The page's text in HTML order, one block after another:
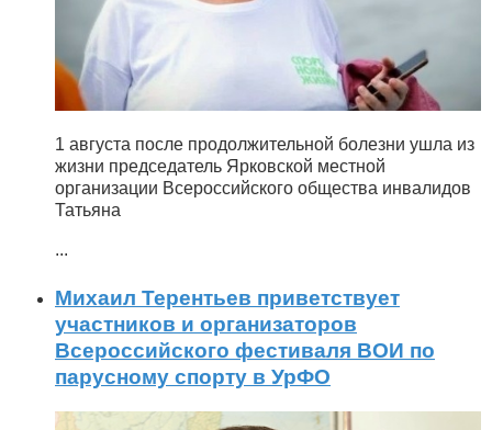
1 августа после продолжительной болезни ушла из
жизни председатель Ярковской местной
организации Всероссийского общества инвалидов
Татьяна
...
Михаил Терентьев приветствует
участников и организаторов
Всероссийского фестиваля ВОИ по
парусному спорту в УрФО